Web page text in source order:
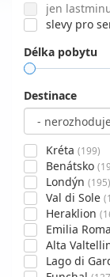
jen
slevy pro
Délka pobytu
Destinace
Kréta (199)
Benátsko
Londýn (195)
Val di Sole
Heraklion
Emilia
Alta
Lago di